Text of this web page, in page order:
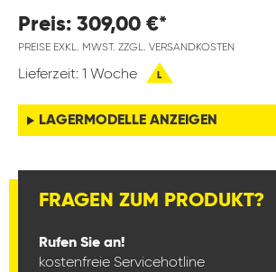
Preis: 309,00 €*
PREISE EXKL. MWST. ZZGL. VERSANDKOSTEN
Lieferzeit: 1 Woche L
LAGERMODELLE ANZEIGEN
FRAGEN ZUM PRODUKT?
Rufen Sie an!
kostenfreie Servicehotline